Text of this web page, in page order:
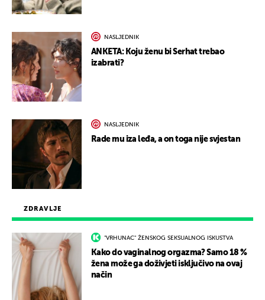
ZDRAVLJE
"VRHUNAC" ŽENSKOG SEKSUALNOG ISKUSTVA
Kako do vaginalnog orgazma? Samo 18 %
žena može ga doživjeti isključivo na ovaj
način
NASLJEDNIK
ANKETA: Koju ženu bi Serhat trebao
izabrati?
NASLJEDNIK
Rade mu iza leđa, a on toga nije svjestan